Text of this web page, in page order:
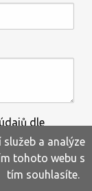
dle
a analýze
tohoto webu s
tím souhlasíte.